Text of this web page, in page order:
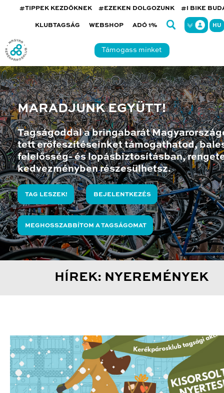
#TIPPEK KEZDŐKNEK #EZEKEN DOLGOZUNK #I BIKE
KLUBTAGSÁG WEBSHOP ADÓ 1% HU
Támogass minket
MARADJUNK EGYÜTT!
Tagságoddal a bringabarát
tett erőfeszítéseinket támogathatod,
felelősség- és lopásbiztosításban,
kedvezményben részesülhetsz.
TAG LESZEK! BEJELENTKEZÉS
MEGHOSSZABBÍTOM A TAGSÁGOMAT
HÍREK: NYEREMÉNYEK